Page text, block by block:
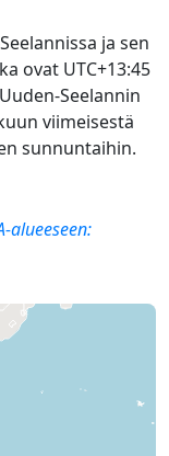
ja sen
ovat UTC+13:45
Seelannin
viimeisestä
sunnuntaihin.
alueeseen: